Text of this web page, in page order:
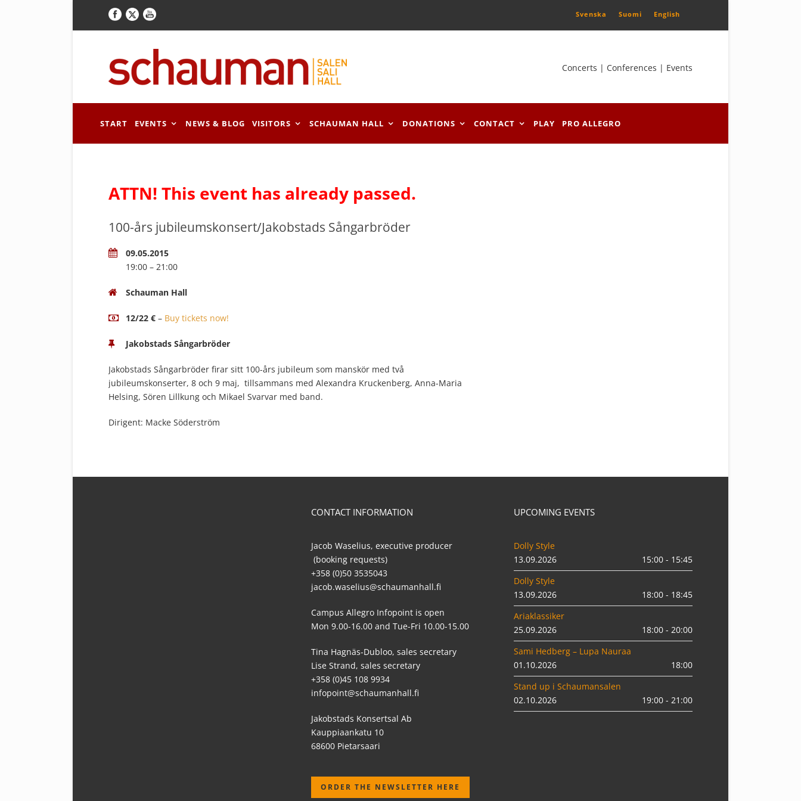
Svenska Suomi English
Concerts | Conferences | Events
START EVENTS NEWS & BLOG VISITORS SCHAUMAN HALL DONATIONS CONTACT PLAY PRO ALLEGRO
ATTN! This event has already passed.
100-års jubileumskonsert/Jakobstads Sångarbröder
09.05.2015
19:00 – 21:00
Schauman Hall
12/22 € – Buy tickets now!
Jakobstads Sångarbröder
Jakobstads Sångarbröder firar sitt 100-års jubileum som manskör med två
jubileumskonserter, 8 och 9 maj, tillsammans med Alexandra Kruckenberg, Anna-Maria
Helsing, Sören Lillkung och Mikael Svarvar med band.
Dirigent: Macke Söderström
CONTACT INFORMATION
Jacob Waselius, executive producer
(booking requests)
+358 (0)50 3535043
jacob.waselius@schaumanhall.fi
Campus Allegro Infopoint is open
Mon 9.00-16.00 and Tue-Fri 10.00-15.00
Tina Hagnäs-Dubloo, sales secretary
Lise Strand, sales secretary
+358 (0)45 108 9934
infopoint@schaumanhall.fi
Jakobstads Konsertsal Ab
Kauppiaankatu 10
68600 Pietarsaari
ORDER THE NEWSLETTER HERE
UPCOMING EVENTS
Dolly Style
13.09.2026
15:00 - 15:45
Dolly Style
13.09.2026
18:00 - 18:45
Ariaklassiker
25.09.2026
18:00 - 20:00
Sami Hedberg – Lupa Nauraa
01.10.2026
18:00
Stand up i Schaumansalen
02.10.2026
19:00 - 21:00